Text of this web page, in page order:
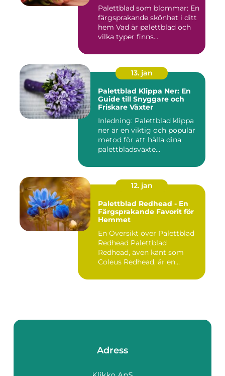
Palettblad som blommar: En
färgsprakande skönhet i ditt
hem Vad är palettblad och
vilka typer finns...
13. jan
Palettblad Klippa Ner: En
Guide till Snyggare och
Friskare Växter
Inledning: Palettblad klippa
ner är en viktig och populär
metod för att hålla dina
palettbladsväxte...
12. jan
Palettblad Redhead - En
Färgsprakande Favorit för
Hemmet
En Översikt över Palettblad
Redhead Palettblad
Redhead, även känt som
Coleus Redhead, är en
Adress